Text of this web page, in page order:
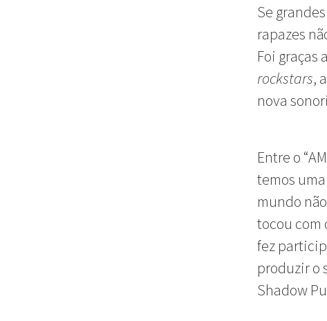
Se
rapazes
Foi graças
rockstars,
nova
Entre o
temos
mundo
tocou com
fez
produzir o
Shadow